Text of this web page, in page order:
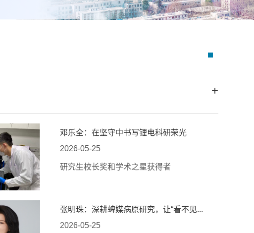
+
邓乐全：在坚守中书写锂电科研荣光
2026-05-25
研究生校长奖和学术之星获得者
张明珠：深耕蜱媒病原研究，让“看不见...
2026-05-25